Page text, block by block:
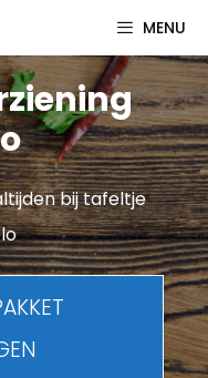
MENU
bij tafeltje